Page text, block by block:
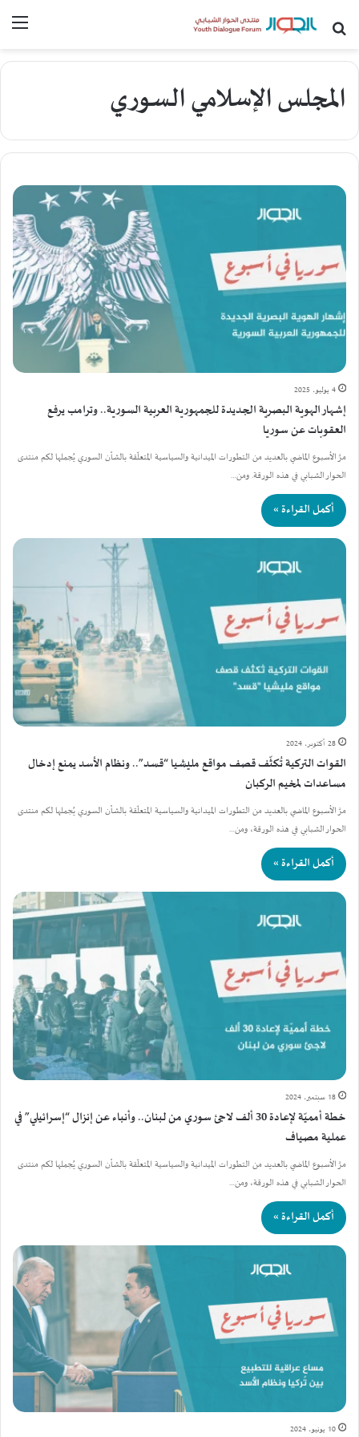
بحث عن
المجلس الإسلامي السوري
4 يوليو، 2025
إشهار الهوية البصرية الجديدة للجمهورية العربية السورية.. وترامب يرفع
العقوبات عن سوريا
مرَّ الأسبوع الماضي بالعديد من التطورات الميدانية والسياسية المتعلّقة بالشأن السوري يُجملها لكم منتدى
الحوار الشبابي في هذه الورقة. ومن…
أكمل القراءة »
28 أكتوبر، 2024
القوات التركية تُكثّف قصف مواقع مليشيا “قسد”.. ونظام الأسد يمنع إدخال
مساعدات لمخيم الركبان
مرَّ الأسبوع الماضي بالعديد من التطورات الميدانية والسياسية المتعلّقة بالشأن السوري يُجملها لكم منتدى
الحوار الشبابي في هذه الورقة، ومن…
أكمل القراءة »
18 سبتمبر، 2024
خطة أمميّة لإعادة 30 ألف لاجئ سوري من لبنان.. وأنباء عن إنزال “إسرائيلي” في
عملية مصياف
مرَّ الأسبوع الماضي بالعديد من التطورات الميدانية والسياسية المتعلّقة بالشأن السوري يُجملها لكم منتدى
الحوار الشبابي في هذه الورقة، ومن…
أكمل القراءة »
10 يونيو، 2024